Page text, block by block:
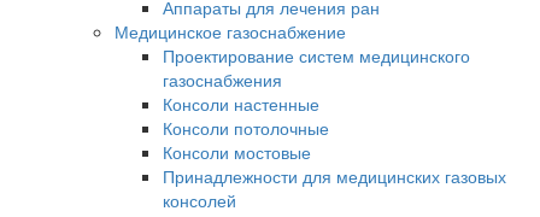
Аппараты для лечения ран
Медицинское газоснабжение
Проектирование систем медицинского
газоснабжения
Консоли настенные
Консоли потолочные
Консоли мостовые
Принадлежности для медицинских газовых
консолей